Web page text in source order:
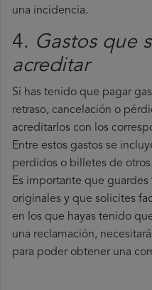
una incidencia.
4. Gastos que
acreditar
Si has tenido que pagar
retraso, cancelación o
acreditarlos con los
Entre estos gastos se
perdidos o billetes de otros
Es importante que
originales y que solicites
en los que hayas tenido
una reclamación,
para poder obtener una